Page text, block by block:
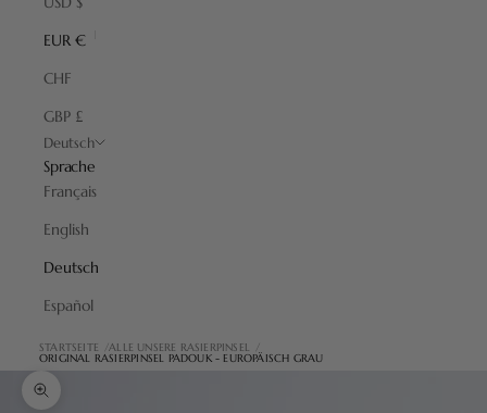
EUR €
CHF
GBP £
Deutsch
Sprache
Français
English
Deutsch
Español
STARTSEITE ALLE UNSERE RASIERPINSEL
ORIGINAL RASIERPINSEL PADOUK - EUROPÄISCH GRAU
Bild vergrößern